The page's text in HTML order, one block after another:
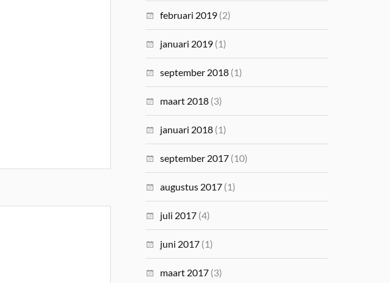
februari 2019 (2)
januari 2019 (1)
september 2018 (1)
maart 2018 (3)
januari 2018 (1)
september 2017 (10)
augustus 2017 (1)
juli 2017 (4)
juni 2017 (1)
maart 2017 (3)